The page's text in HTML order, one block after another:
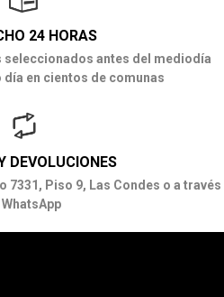
24 HORAS
antes del mediodía
en cientos de comunas
DEVOLUCIONES
7331, Piso 9, Las Condes o a través